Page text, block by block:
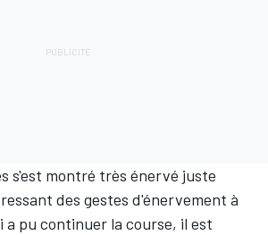
s'est montré très énervé juste
des gestes d'énervement à
a pu continuer la course, il est